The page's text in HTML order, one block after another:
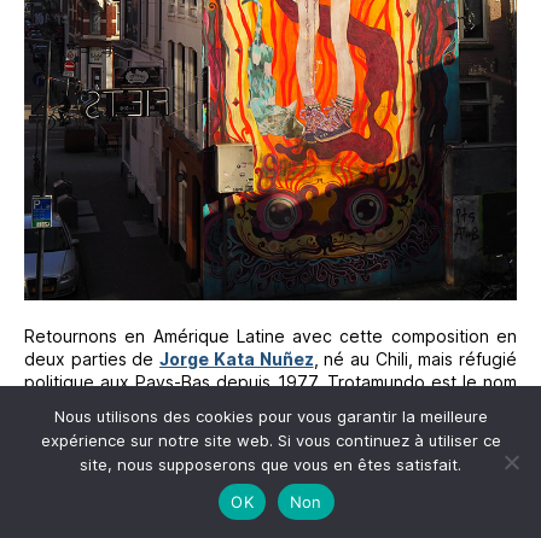
Retournons en Amérique Latine avec cette composition en
deux parties deJorge Kata Nuñez , né au Chili, mais réfugié
politique aux Pays-Bas depuis 1977. Trotamundo est le nom
Les visages dans la partie inférieure sont visibles seuls ou
réunis, la peinture est une ode à tout individu qui quitte son
pays de naissance pour vivre, travailler ailleurs.
Nous utilisons des cookies pour vous garantir la meilleure
expérience sur notre site web. Si vous continuez à utiliser ce
site, nous supposerons que vous en êtes satisfait.
OK
Non